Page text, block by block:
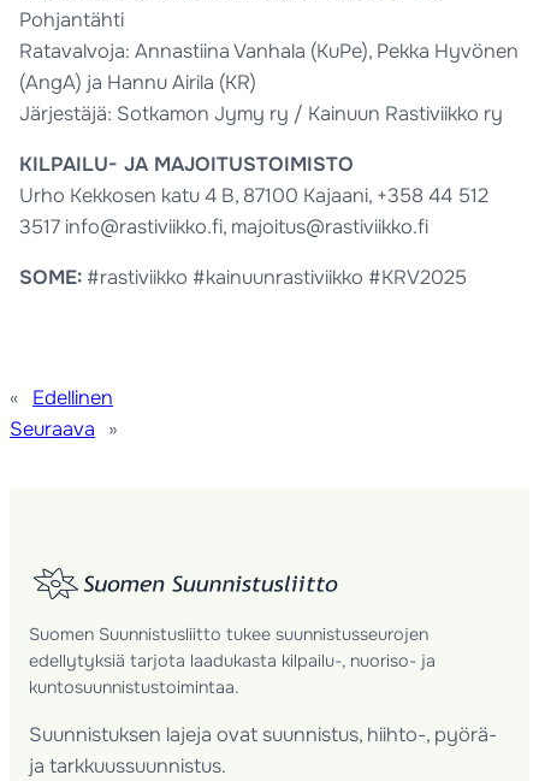
Pohjantähti
Ratavalvoja: Annastiina Vanhala (KuPe), Pekka Hyvönen
(AngA) ja Hannu Airila (KR)
Järjestäjä: Sotkamon Jymy ry / Kainuun Rastiviikko ry
KILPAILU- JA MAJOITUSTOIMISTO
Urho Kekkosen katu 4 B, 87100 Kajaani, +358 44 512
3517 info@rastiviikko.fi, majoitus@rastiviikko.fi
SOME: #rastiviikko #kainuunrastiviikko #KRV2025
«
Edellinen
Seuraava
»
Suomen Suunnistusliitto tukee suunnistusseurojen
edellytyksiä tarjota laadukasta kilpailu-, nuoriso- ja
kuntosuunnistustoimintaa.
Suunnistuksen lajeja ovat suunnistus, hiihto-, pyörä-
ja tarkkuussuunnistus.